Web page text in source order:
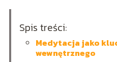
Spis treści:
Medytacja jako
wewnętrznego